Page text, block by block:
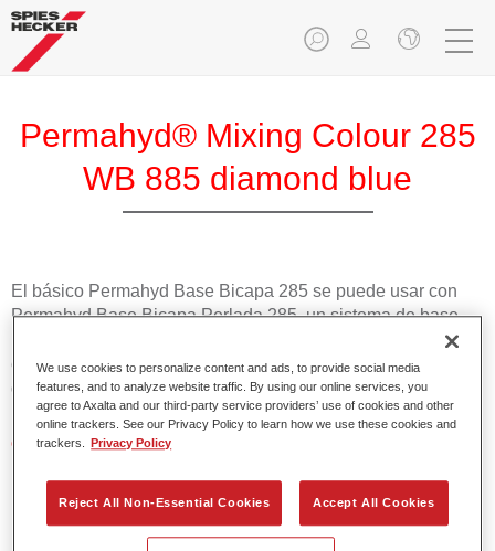
Permahyd® Mixing Colour 285
WB 885 diamond blue
El básico Permahyd Base Bicapa 285 se puede usar con
Permahyd Base Bicapa Perlada 285, un sistema de base
bicapa al agua de gran calidad. Se basa en una tecnología
especial de dispersión de poliuretano para colores sólidos y
de efecto.
Características del producto
Elevada precisión del color.
We use cookies to personalize content and ads, to provide social media
features, and to analyze website traffic. By using our online services, you
agree to Axalta and our third-party service providers’ use of cookies and other
online trackers. See our Privacy Policy to learn how we use these cookies and
trackers.
Privacy Policy
Reject All Non-Essential Cookies Accept All Cookies